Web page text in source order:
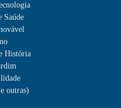
Saúde
História
outras)